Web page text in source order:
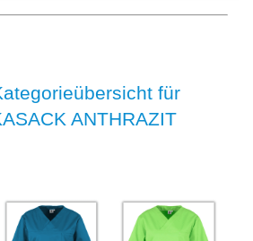
für
ANTHRAZIT